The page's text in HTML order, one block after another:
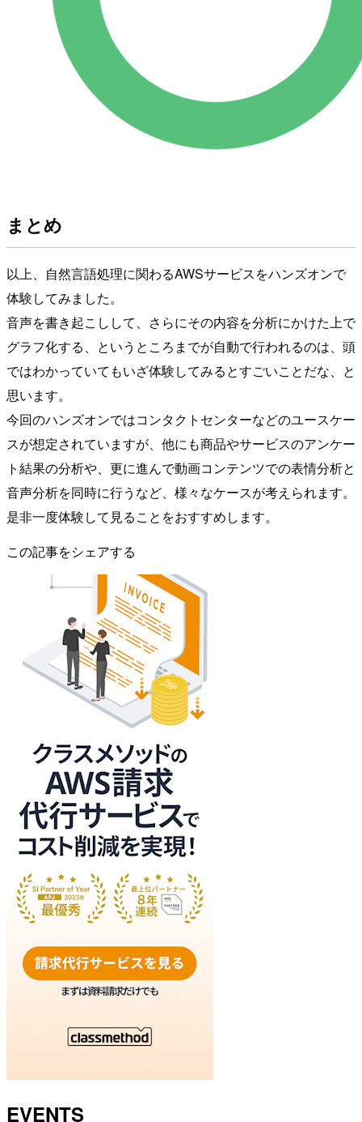
まとめ
以上、自然言語処理に関わるAWSサービスをハンズオンで
体験してみました。
音声を書き起こしして、さらにその内容を分析にかけた上で
グラフ化する、というところまでが自動で行われるのは、頭
ではわかっていてもいざ体験してみるとすごいことだな、と
思います。
今回のハンズオンではコンタクトセンターなどのユースケー
スが想定されていますが、他にも商品やサービスのアンケー
ト結果の分析や、更に進んで動画コンテンツでの表情分析と
音声分析を同時に行うなど、様々なケースが考えられます。
是非一度体験して見ることをおすすめします。
この記事をシェアする
EVENTS